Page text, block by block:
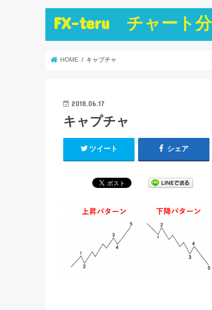
FX-teru チャート分
HOME キャプチャ
2018.06.17
キャプチャ
ツイート シェア